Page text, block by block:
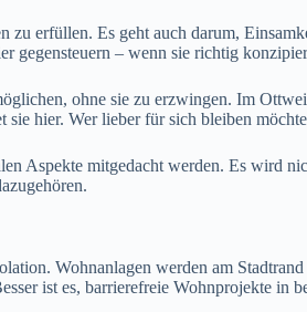
zu erfüllen. Es geht auch darum,
gegensteuern – wenn sie richtig
ohne sie zu erzwingen. Im
hier. Wer lieber für sich bleiben
Aspekte mitgedacht werden. Es wird
Wohnanlagen werden am
ist es, barrierefreie Wohnprojekte in